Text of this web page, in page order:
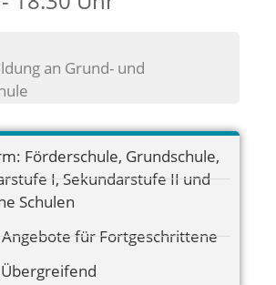
an Grund- und
Förderschule, Grundschule,
I, Sekundarstufe II und
Schulen
Angebote für Fortgeschrittene
Übergreifend